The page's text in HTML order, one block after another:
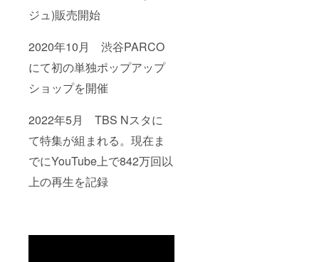
ジュ)販売開始
2020年10月 渋谷PARCO
にて初の単独ポップアップ
ショップを開催
2022年5月 TBS Nスタに
て特集が組まれる。現在ま
でにYouTube上で842万回以
上の再生を記録